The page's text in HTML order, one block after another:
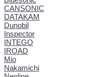
CANSONIC
DATAKAM
Dunobil
Inspector
INTEGO
IROAD
Mio
Nakamichi